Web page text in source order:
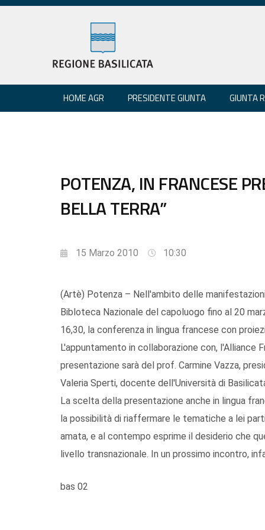
HOME AGR PRESIDENTE GIUNTA GIUNTA
POTENZA, IN FRANCESE
BELLA TERRA”
15 Marzo 2010 10:30
(Artè) Potenza – Nell'ambito delle
Bibloteca Nazionale del capoluogo fino al 20
16,30, la conferenza in lingua francese con
L'appuntamento in collaborazione con, l'Alliance
presentazione sarà del prof. Carmine Vazza,
Valeria Sperti, docente dell'Università di
La scelta della presentazione anche in lingua
la possibilità di riaffermare le tematiche a lei
amata, e al contempo esprime il desiderio che
livello transnazionale. In un prossimo incontro,
bas 02